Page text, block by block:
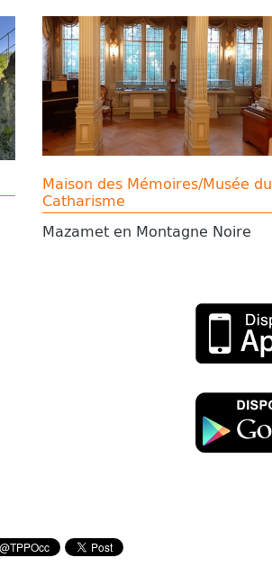
Maison des Mémoires/Musée du
Catharisme
Mazamet en Montagne Noire